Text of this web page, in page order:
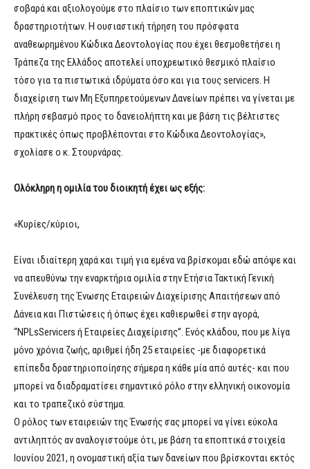
σοβαρά και αξιολογούμε στο πλαίσιο των εποπτικών μας
δραστηριοτήτων. Η ουσιαστική τήρηση του πρόσφατα
αναθεωρημένου Κώδικα Δεοντολογίας που έχει θεσμοθετήσει η
Τράπεζα της Ελλάδος αποτελεί υποχρεωτικό θεσμικό πλαίσιο
τόσο για τα πιστωτικά ιδρύματα όσο και για τους servicers. Η
διαχείριση των Μη Εξυπηρετούμενων Δανείων πρέπει να γίνεται με
πλήρη σεβασμό προς το δανειολήπτη και με βάση τις βέλτιστες
πρακτικές όπως προβλέπονται στο Κώδικα Δεοντολογίας»,
σχολίασε ο κ. Στουρνάρας.
Ολόκληρη η ομιλία του διοικητή έχει ως εξής:
«Κυρίες/κύριοι,
Είναι ιδιαίτερη χαρά και τιμή για εμένα να βρίσκομαι εδώ απόψε και
να απευθύνω την εναρκτήρια ομιλία στην Ετήσια Τακτική Γενική
Συνέλευση της Ένωσης Εταιρειών Διαχείρισης Απαιτήσεων από
Δάνεια και Πιστώσεις ή όπως έχει καθιερωθεί στην αγορά,
“NPLsServicers ή Εταιρείες Διαχείρισης”. Ενός κλάδου, που με λίγα
μόνο χρόνια ζωής, αριθμεί ήδη 25 εταιρείες -με διαφορετικά
επίπεδα δραστηριοποίησης σήμερα η κάθε μία από αυτές- και που
μπορεί να διαδραματίσει σημαντικό ρόλο στην ελληνική οικονομία
και το τραπεζικό σύστημα.
Ο ρόλος των εταιρειών της Ένωσής σας μπορεί να γίνει εύκολα
αντιληπτός αν αναλογιστούμε ότι, με βάση τα εποπτικά στοιχεία
Ιουνίου 2021, η ονομαστική αξία των δανείων που βρίσκονται εκτός